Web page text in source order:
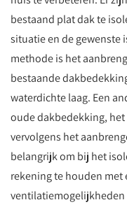
bestaand plat dak te
situatie en de gewenste
methode is het
bestaande
waterdichte laag. Een
oude dakbedekking,
vervolgens het
belangrijk om bij het
rekening te houden met